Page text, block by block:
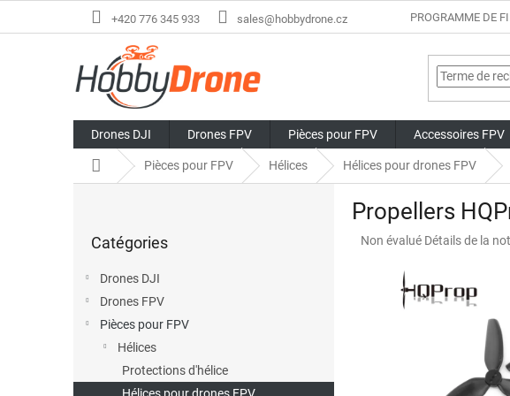
+420 776 345 933 sales@hobbydrone.cz PROGRAMME DE
Drones DJI Drones FPV Pièces pour FPV Accessoires FPV
AccueilPièces pour FPV Hélices Hélices pour drones FPV
les
Catégories
Drones DJI
Drones FPV
Pièces pour FPV
Hélices
Protections d'hélice
Propellers
L'évaluation
Non évalué Détails de la